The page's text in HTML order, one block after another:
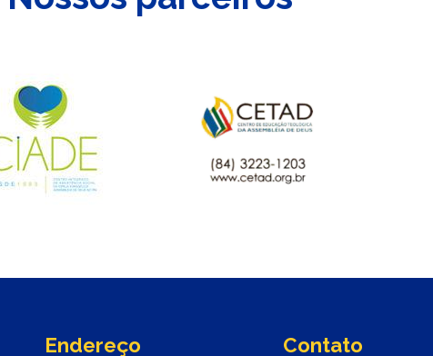
Endereço Contato